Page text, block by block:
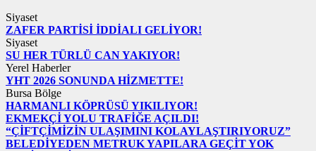
Siyaset
ZAFER PARTİSİ İDDİALI GELİYOR!
Siyaset
SU HER TÜRLÜ CAN YAKIYOR!
Yerel Haberler
YHT 2026 SONUNDA HİZMETTE!
Bursa Bölge
HARMANLI KÖPRÜSÜ YIKILIYOR!
EKMEKÇİ YOLU TRAFİĞE AÇILDI!
“ÇİFTÇİMİZİN ULAŞIMINI KOLAYLAŞTIRIYORUZ”
BELEDİYEDEN METRUK YAPILARA GEÇİT YOK